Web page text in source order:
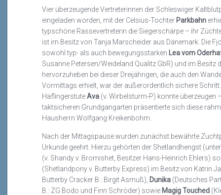
Vier überzeugende Vertreterinnen der Schleswiger
eingeladen worden, mit der Celsius-Tochter Parkbahn
typschöne Rassevertreterin die Siegerschärpe – ihr
ist im Besitz von Tanja Marscheider aus Dänemark. Die
sowohl typ- als auch bewegungsstarken Lea vom
Susanne Petersen/Weideland Qualitz GbR) und im Besitz
hervorzuheben bei dieser Dreijährigen, die auch den
Vormittags erhielt, war der außerordentlich sichere
HaflingerstuteAva (v. Wirbelsturm-P) konnte
taktsicheren Grundgangarten präsentierte sich diese
Hausherrn Wolfgang Kreikenbohm.
Nach der Mittagspause wurden zunächst bewährte
Urkunde geehrt. Hierzu gehörten der Shetlandhengst
(v. Shandy v. Bromishet, Besitzer Hans-Heinrich Ehlers)
(Shetlandpony v. Butterby Express) im Besitz von Katrin
Butterby Cracker B.: Birgit Asmuß), Dunika (Deutsches
B.: ZG Bodo und Finn Schröder) sowie Magig Touched